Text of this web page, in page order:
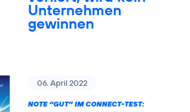
Unternehmen
gewinnen
06. April 2022
NOTE “GUT” IM CONNECT-TEST: